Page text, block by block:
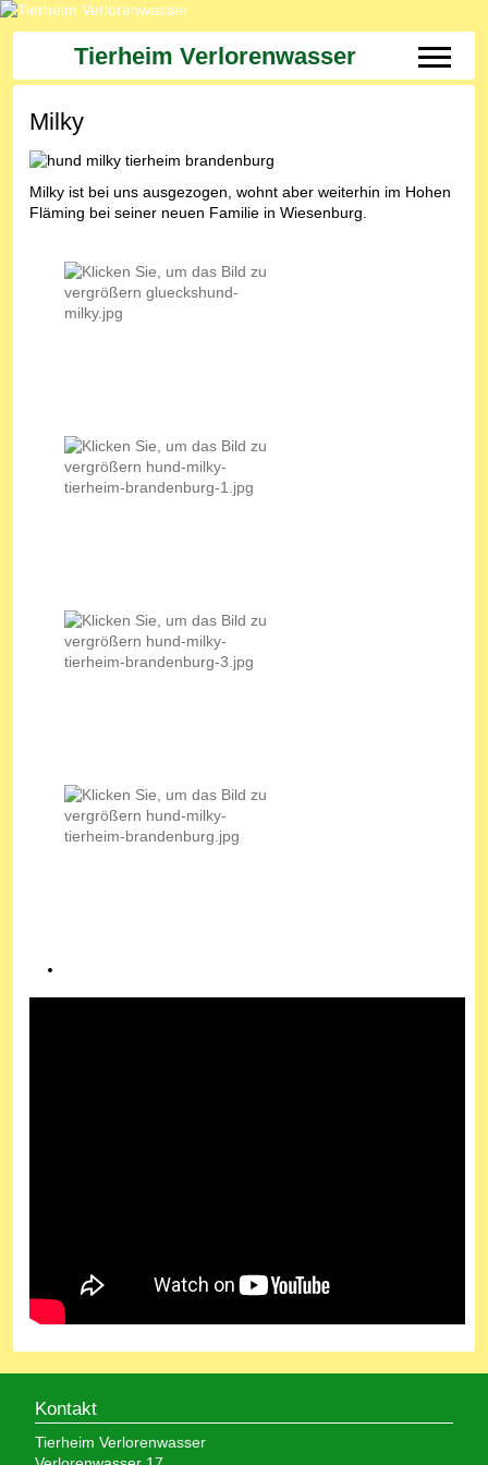
Tierheim Verlorenwasser Off-
Milky
Milky ist bei uns ausgezogen, wohnt aber weiterhin im Hohen
Fläming bei seiner neuen Familie in Wiesenburg.
Kontakt
Tierheim Verlorenwasser